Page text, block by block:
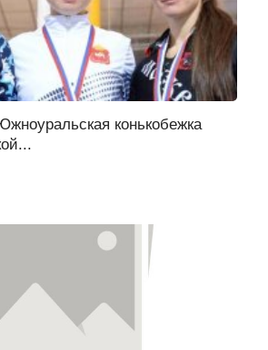
конькобежка